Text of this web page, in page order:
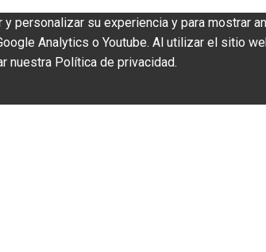
personalizar su experiencia y para mostrar
Analytics o Youtube. Al utilizar el sitio
nuestra Política de privacidad.